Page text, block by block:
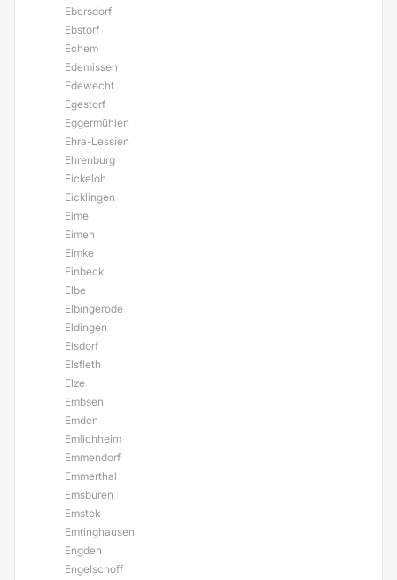
Ebersdorf
Ebstorf
Echem
Edemissen
Edewecht
Egestorf
Eggermühlen
Ehra-Lessien
Ehrenburg
Eickeloh
Eicklingen
Eime
Eimen
Eimke
Einbeck
Elbe
Elbingerode
Eldingen
Elsdorf
Elsfleth
Elze
Embsen
Emden
Emlichheim
Emmendorf
Emmerthal
Emsbüren
Emstek
Emtinghausen
Engden
Engelschoff